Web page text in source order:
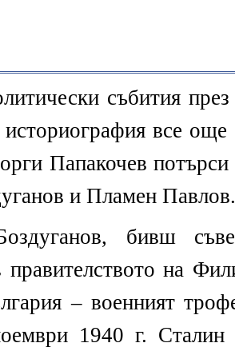
събития
историография все
Папакочев
и Пламен Павлов.
бивш
правителството на
– военният
1940 г. Сталин